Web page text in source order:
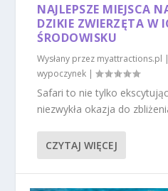
NAJLEPSZE MIEJSCA
DZIKIE ZWIERZĘTA W
ŚRODOWISKU
Wysłany przez myattractions.pl |
wypoczynek |
Safari to nie tylko
niezwykła okazja do
CZYTAJ WIĘCEJ